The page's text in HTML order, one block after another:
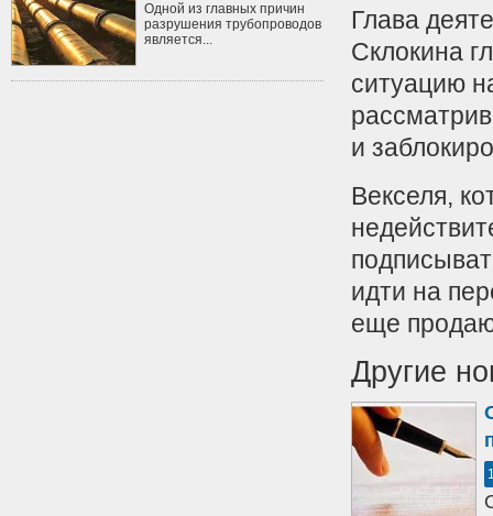
Одной из главных причин
разрушения трубопроводов
является...
Глава
Склокина
ситуацию
и
Векселя,
идти на
еще
Другие